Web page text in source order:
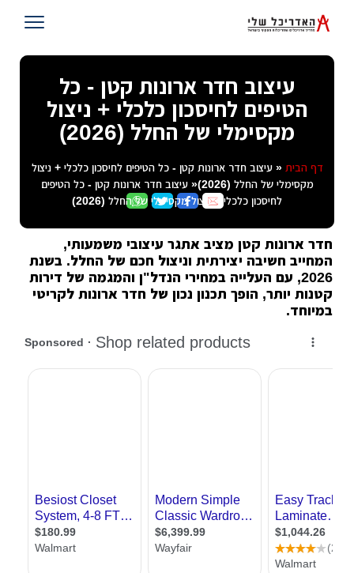
עיצוב חדר ארונות קטן - כל
הטיפים לחיסכון כלכלי + ניצול
מקסימלי של החלל (2026)
דף הבית « עיצוב חדר ארונות קטן - כל הטיפים לחיסכון כלכלי + ניצול
מקסימלי של החלל (2026)« עיצוב חדר ארונות קטן - כל הטיפים
לחיסכון כלכלי + ניצול מקסימלי של החלל (2026)
חדר ארונות קטן מציב אתגר עיצובי משמעותי,
המחייב חשיבה יצירתית וניצול חכם של החלל. בשנת
2026, עם העלייה במחירי הנדל"ן והמגמה של דירות
קטנות יותר, הופך תכנון נכון של חדר ארונות לקריטי
במיוחד.